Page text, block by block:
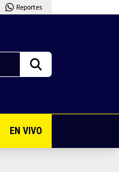
Reportes
VIVE PUERTO VALLARTA
EN VIVO